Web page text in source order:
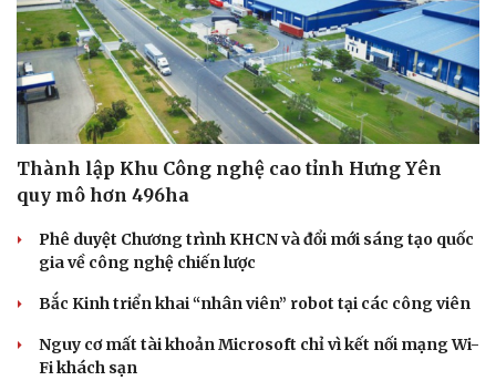
Thành lập Khu Công nghệ cao tỉnh Hưng Yên
quy mô hơn 496ha
Phê duyệt Chương trình KHCN và đổi mới sáng tạo quốc
gia về công nghệ chiến lược
Bắc Kinh triển khai “nhân viên” robot tại các công viên
Nguy cơ mất tài khoản Microsoft chỉ vì kết nối mạng Wi-
Fi khách sạn